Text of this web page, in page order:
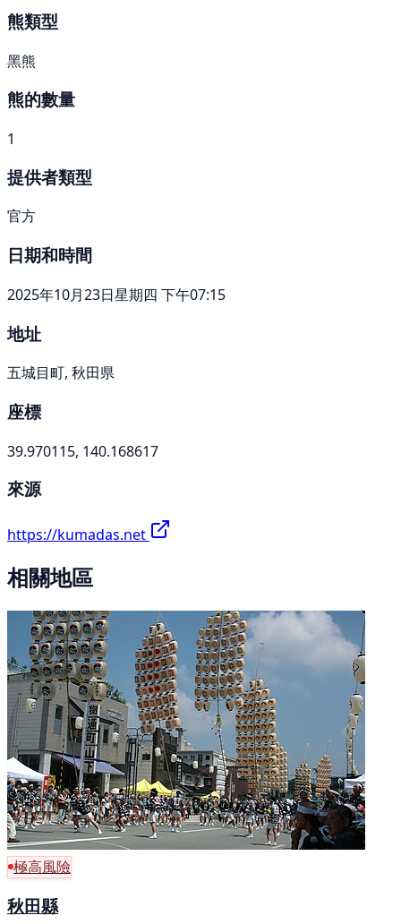
熊類型
黑熊
熊的數量
1
提供者類型
官方
日期和時間
2025年10月23日星期四 下午07:15
地址
五城目町, 秋田県
座標
39.970115, 140.168617
來源
https://kumadas.net
相關地區
極高風險
秋田縣